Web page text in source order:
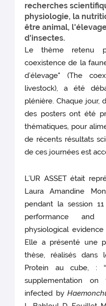
recherches
physiologie, la
être animal,
d'insectes.
Le thème retenu
coexistence de la
d’élevage" (The
livestock), a été
plénière. Chaque jour,
des posters ont été
thématiques, pour
de récents résultats
de ces journées est
L’UR ASSET était
Laura Amandine
pendant la session
performance
physiological
Elle a présenté une
thèse, réalisés
Protein au cube, :
supplementation
infected by